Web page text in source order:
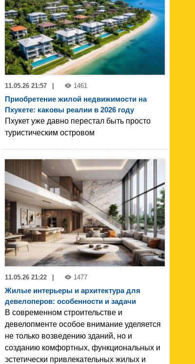
11.05.26 21:57 1461
Приобретение жилой недвижимости на
Пхукете: каковы реалии в 2026 году
Пхукет уже давно перестал быть просто
туристическим островом
11.05.26 21:22 1477
Жилые интерьеры и архитектура для
девелоперов: особенности и задачи
В современном строительстве и
девелопменте особое внимание уделяется
не только возведению зданий, но и
созданию комфортных, функциональных и
эстетически привлекательных жилых и